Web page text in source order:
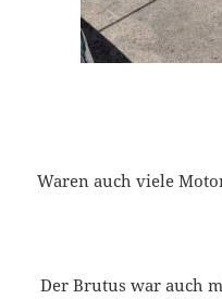
Waren auch viele
Der Brutus war auch